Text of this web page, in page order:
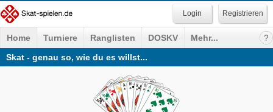
Registrieren
Home Turniere Ranglisten DOSKV
Mehr...
Skat - genau so, wie du es willst...